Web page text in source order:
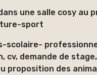
une salle cosy au
sport
scolaire-
demande de
proposition des